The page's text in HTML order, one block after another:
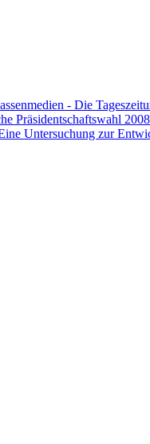
- Die
Präsidentschaftswahl
Untersuchung zur